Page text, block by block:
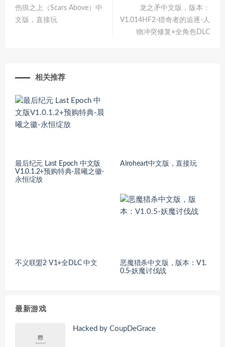
伤痕之上（Scars Above）中
文版，直接玩
龙之矛中文版，版本：
V1.014HF2-猎奇者的追逐-人
物冲突修复+全角色DLC
相关推荐
最后纪元 Last Epoch 中文版
V1.0.1.2+预购特典-晨曦之徽-
永恒绽放
Airoheart中文版，直接玩
不义联盟2 V1+全DLC 中文
恶魔猎杀中文版，版本：V1.
0.5-妖魔讨伐战
最新游戏
Hacked by CoupDeGrace